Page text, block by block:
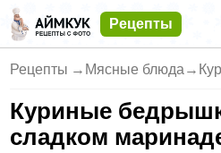
Рецепты
Рецепты → Мясные блюда →
Куриные
сладком